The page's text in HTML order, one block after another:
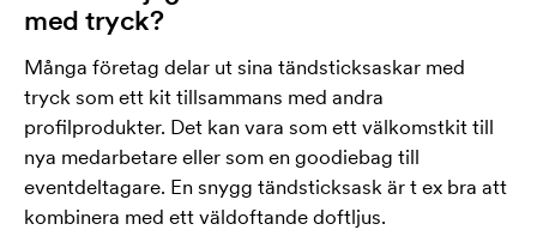
med tryck?
Många företag delar ut sina tändsticksaskar med
tryck som ett kit tillsammans med andra
profilprodukter. Det kan vara som ett välkomstkit till
nya medarbetare eller som en goodiebag till
eventdeltagare. En snygg tändsticksask är t ex bra att
kombinera med ett väldoftande doftljus.